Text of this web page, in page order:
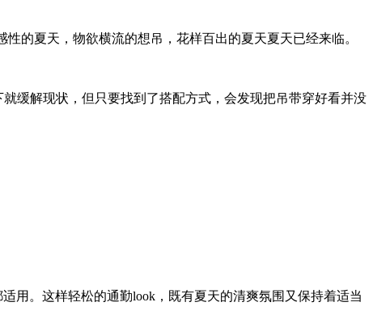
夏天，物欲横流的想吊，花样百出的夏天夏天已经来临。
解现状，但只要找到了搭配方式，会发现把吊带穿好看并没
。这样轻松的通勤look，既有夏天的清爽氛围又保持着适当